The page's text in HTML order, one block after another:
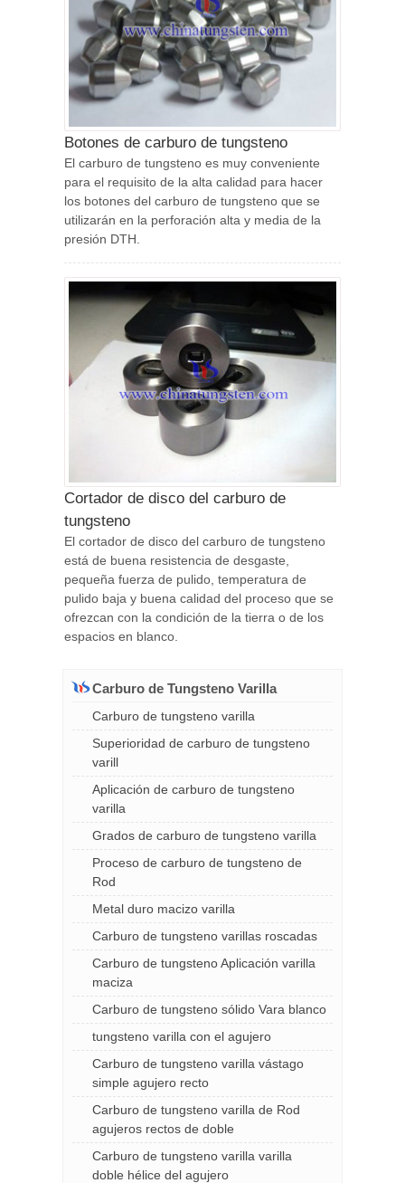
Botones de carburo de tungsteno
El carburo de tungsteno es muy conveniente
para el requisito de la alta calidad para hacer
los botones del carburo de tungsteno que se
utilizarán en la perforación alta y media de la
presión DTH.
Cortador de disco del carburo de
tungsteno
El cortador de disco del carburo de tungsteno
está de buena resistencia de desgaste,
pequeña fuerza de pulido, temperatura de
pulido baja y buena calidad del proceso que se
ofrezcan con la condición de la tierra o de los
espacios en blanco.
Carburo de Tungsteno Varilla
Carburo de tungsteno varilla
Superioridad de carburo de tungsteno
varill
Aplicación de carburo de tungsteno
varilla
Grados de carburo de tungsteno varilla
Proceso de carburo de tungsteno de
Rod
Metal duro macizo varilla
Carburo de tungsteno varillas roscadas
Carburo de tungsteno Aplicación varilla
maciza
Carburo de tungsteno sólido Vara blanco
tungsteno varilla con el agujero
Carburo de tungsteno varilla vástago
simple agujero recto
Carburo de tungsteno varilla de Rod
agujeros rectos de doble
Carburo de tungsteno varilla varilla
doble hélice del agujero